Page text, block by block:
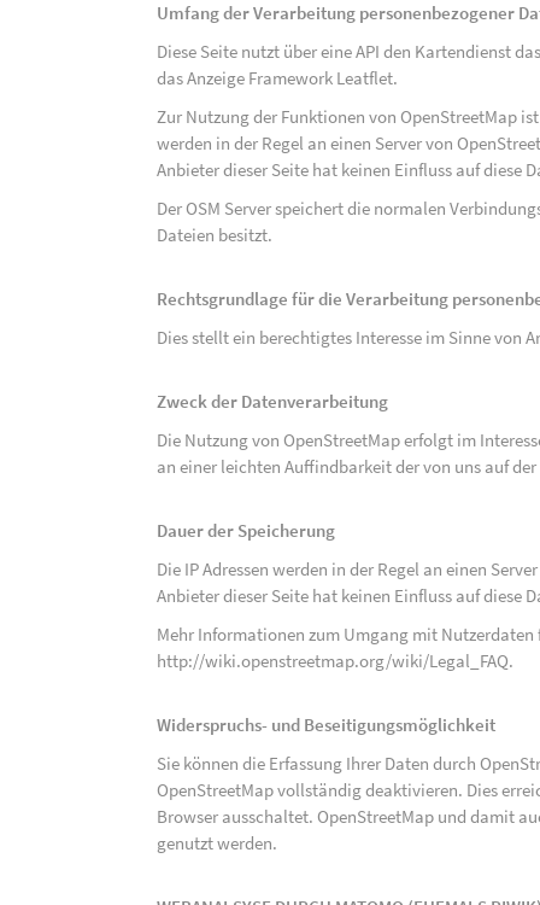
Umfang der Verarbeitung personenbezogener
Diese Seite nutzt über eine API den Kartendienst
das Anzeige Framework Leatflet.
Zur Nutzung der Funktionen von OpenStreetMap
werden in der Regel an einen Server von
Anbieter dieser Seite hat keinen Einfluss auf diese
Der OSM Server speichert die normalen
Dateien besitzt.
Rechtsgrundlage für die Verarbeitung
Dies stellt ein berechtigtes Interesse im Sinne von
Zweck der Datenverarbeitung
Die Nutzung von OpenStreetMap erfolgt im
an einer leichten Auffindbarkeit der von uns auf
Dauer der Speicherung
Die IP Adressen werden in der Regel an einen
Anbieter dieser Seite hat keinen Einfluss auf diese
Mehr Informationen zum Umgang mit
http://wiki.openstreetmap.org/wiki/Legal_FAQ.
Widerspruchs- und Beseitigungsmöglichkeit
Sie können die Erfassung Ihrer Daten durch
OpenStreetMap vollständig deaktivieren. Dies
Browser ausschaltet. OpenStreetMap und damit
genutzt werden.